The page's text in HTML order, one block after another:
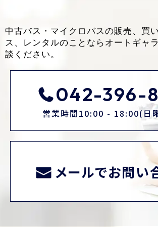
中古バス・マイクロバスの販売、買
ス、レンタルのことなら オートギャ
談ください。
042-396-
営業時間10:00 - 18:00(日
メールでお問い